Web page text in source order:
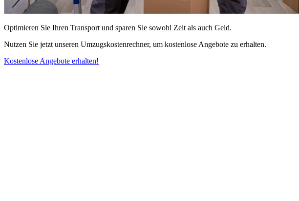
Optimieren Sie Ihren Transport und sparen Sie sowohl Zeit als auch Geld.
Nutzen Sie jetzt unseren Umzugskostenrechner, um kostenlose Angebote zu erhalten.
Kostenlose Angebote erhalten!